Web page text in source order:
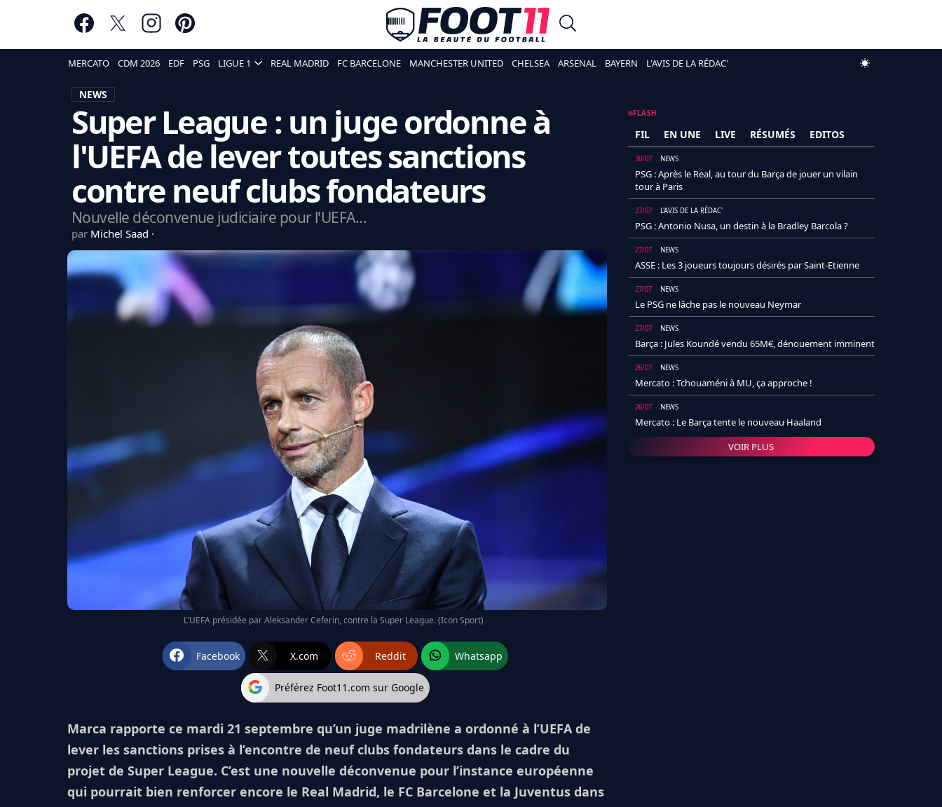
MERCATO CDM 2026 EDF PSG LIGUE 1 REAL MADRID FC BARCELONE MANCHESTER UNITED CHELSEA ARSENAL BAYERN L'AVIS DE LA RÉDAC'
NEWS
Super League : un juge ordonne à
l'UEFA de lever toutes sanctions
contre neuf clubs fondateurs
Nouvelle déconvenue judiciaire pour l'UEFA...
par Michel Saad
L'UEFA présidée par Aleksander Ceferin, contre la Super League. (Icon Sport)
Facebook X.com Reddit Whatsapp
Préférez Foot11.com sur Google
Marca rapporte ce mardi 21 septembre qu’un juge madrilène a ordonné à l’UEFA de
lever les sanctions prises à l’encontre de neuf clubs fondateurs dans le cadre du
projet de Super League. C’est une nouvelle déconvenue pour l’instance européenne
qui pourrait bien renforcer encore le Real Madrid, le FC Barcelone et la Juventus dans
FLASH
FIL EN UNE LIVE RÉSUMÉS EDITOS
30/07 NEWS
PSG : Après le Real, au tour du Barça de jouer un vilain
tour à Paris
27/07 L'AVIS DE LA RÉDAC'
PSG : Antonio Nusa, un destin à la Bradley Barcola ?
27/07 NEWS
ASSE : Les 3 joueurs toujours désirés par Saint-Etienne
27/07 NEWS
Le PSG ne lâche pas le nouveau Neymar
27/07 NEWS
Barça : Jules Koundé vendu 65M€, dénouement imminent
26/07 NEWS
Mercato : Tchouaméni à MU, ça approche !
26/07 NEWS
Mercato : Le Barça tente le nouveau Haaland
VOIR PLUS